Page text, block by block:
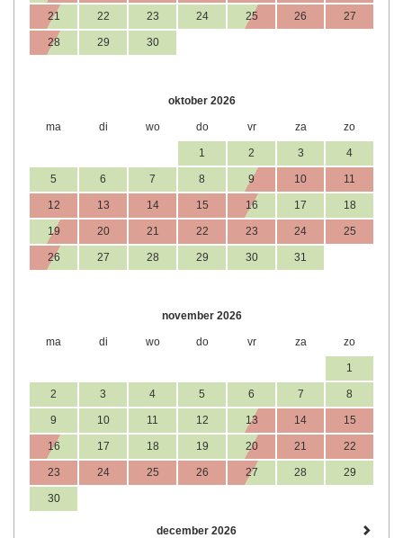
21 22 23 24 25 26 27
28 29 30
oktober 2026
ma di wo do vr za zo
1 2 3 4
5 6 7 8 9 10 11
12 13 14 15 16 17 18
19 20 21 22 23 24 25
26 27 28 29 30 31
november 2026
ma di wo do vr za zo
1
2 3 4 5 6 7 8
9 10 11 12 13 14 15
16 17 18 19 20 21 22
23 24 25 26 27 28 29
30
december 2026